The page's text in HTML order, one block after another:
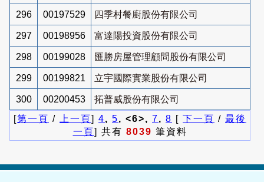
296 00197529 四季村餐廚股份有限公司
297 00198956 富達陽投資股份有限公司
298 00199028 匯勝房屋管理顧問股份有限公司
299 00199821 立宇國際實業股份有限公司
300 00200453
拓普威股份有限公司
[第一頁 / 上一頁] 4, 5, <6>, 7, 8 [ 下一頁 / 最後
一頁] 共有 8039 筆資料